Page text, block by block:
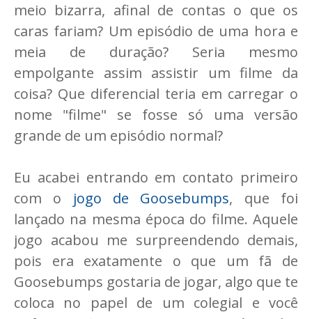
meio bizarra, afinal de contas o que os
caras fariam? Um episódio de uma hora e
meia de duração? Seria mesmo
empolgante assim assistir um filme da
coisa? Que diferencial teria em carregar o
nome "filme" se fosse só uma versão
grande de um episódio normal?
Eu acabei entrando em contato primeiro
com o jogo de Goosebumps, que foi
lançado na mesma época do filme. Aquele
jogo acabou me surpreendendo demais,
pois era exatamente o que um fã de
Goosebumps gostaria de jogar, algo que te
coloca no papel de um colegial e você